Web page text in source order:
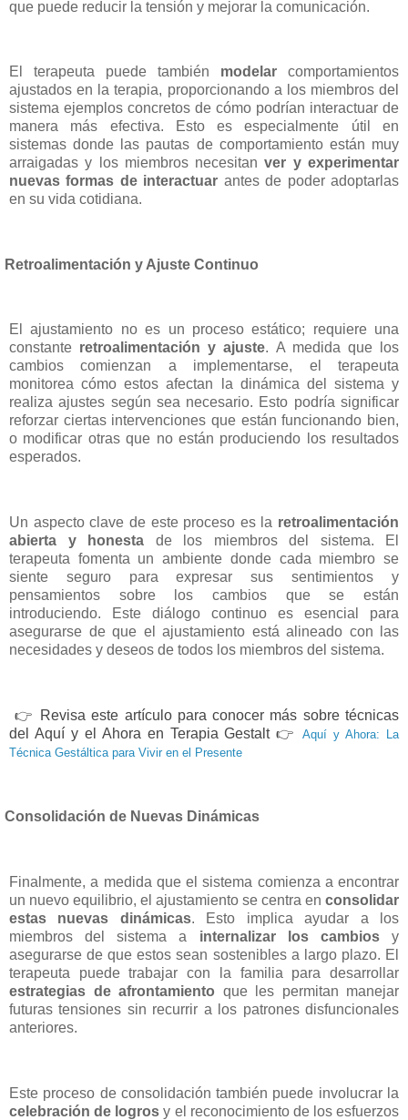
que puede reducir la tensión y mejorar la comunicación.
El terapeuta puede también modelar comportamientos
ajustados en la terapia, proporcionando a los miembros del
sistema ejemplos concretos de cómo podrían interactuar de
manera más efectiva. Esto es especialmente útil en
sistemas donde las pautas de comportamiento están muy
arraigadas y los miembros necesitanver y experimentar
nuevas formas de interactuar antes de poder adoptarlas
en su vida cotidiana.
Retroalimentación y Ajuste Continuo
El ajustamiento no es un proceso estático; requiere una
constante retroalimentación y ajuste. A medida que los
cambios comienzan a implementarse, el terapeuta
monitorea cómo estos afectan la dinámica del sistema y
realiza ajustes según sea necesario. Esto podría significar
reforzar ciertas intervenciones que están funcionando bien,
o modificar otras que no están produciendo los resultados
esperados.
Un aspecto clave de este proceso es la retroalimentación
abierta y honesta de los miembros del sistema. El
terapeuta fomenta un ambiente donde cada miembro se
siente seguro para expresar sus sentimientos y
pensamientos sobre los cambios que se están
introduciendo. Este diálogo continuo es esencial para
asegurarse de que el ajustamiento está alineado con las
necesidades y deseos de todos los miembros del sistema.
👉
Revisa este artículo para conocer más sobre técnicas
del Aquí y el Ahora en Terapia Gestalt👉Aquí y Ahora: La
Técnica Gestáltica para Vivir en el Presente
Consolidación de Nuevas Dinámicas
Finalmente, a medida que el sistema comienza a encontrar
un nuevo equilibrio, el ajustamiento se centra en consolidar
estas nuevas dinámicas. Esto implica ayudar a los
miembros del sistema a internalizar los cambiosy
asegurarse de que estos sean sostenibles a largo plazo. El
terapeuta puede trabajar con la familia para desarrollar
estrategias de afrontamiento que les permitan manejar
futuras tensiones sin recurrir a los patrones disfuncionales
anteriores.
Este proceso de consolidación también puede involucrar la
celebración de logros y el reconocimiento de los esfuerzos